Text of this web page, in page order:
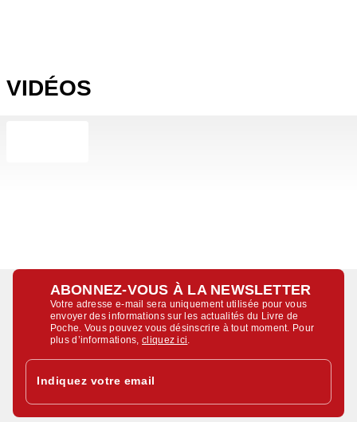
VIDÉOS
ABONNEZ-VOUS À LA NEWSLETTER
Votre adresse e-mail sera uniquement utilisée pour vous
envoyer des informations sur les actualités du Livre de
Poche. Vous pouvez vous désinscrire à tout moment. Pour
plus d’informations,cliquez ici
Indiquez votre email